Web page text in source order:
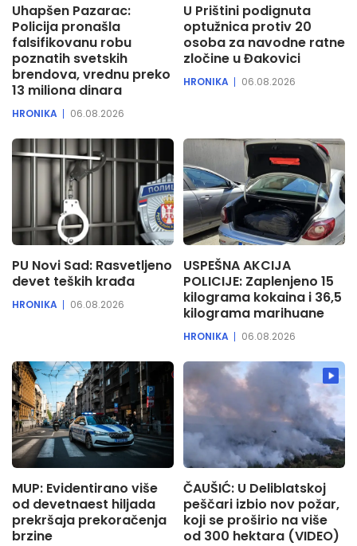
Uhapšen Pazarac:
Policija pronašla
falsifikovanu robu
poznatih svetskih
brendova, vrednu preko
13 miliona dinara
HRONIKA 06.08.2026
U Prištini podignuta
optužnica protiv 20
osoba za navodne ratne
zločine u Đakovici
HRONIKA 06.08.2026
PU Novi Sad: Rasvetljeno
devet teških krađa
HRONIKA 06.08.2026
USPEŠNA AKCIJA
POLICIJE: Zaplenjeno 15
kilograma kokaina i 36,5
kilograma marihuane
HRONIKA 06.08.2026
MUP: Evidentirano više
od devetnaest hiljada
prekršaja prekoračenja
brzine
ČAUŠIĆ: U Deliblatskoj
peščari izbio nov požar,
koji se proširio na više
od 300 hektara (VIDEO)